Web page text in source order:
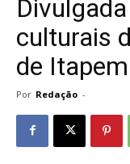
culturais
de
Por Redação -